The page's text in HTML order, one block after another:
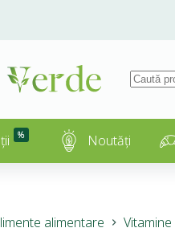
% Noutăți
alimentare